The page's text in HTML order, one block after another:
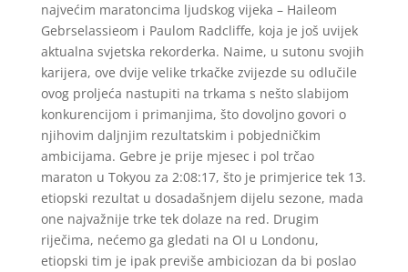
najvećim maratoncima ljudskog vijeka – Haileom
Gebrselassieom i Paulom Radcliffe, koja je još uvijek
aktualna svjetska rekorderka. Naime, u sutonu svojih
karijera, ove dvije velike trkačke zvijezde su odlučile
ovog proljeća nastupiti na trkama s nešto slabijom
konkurencijom i primanjima, što dovoljno govori o
njihovim daljnjim rezultatskim i pobjedničkim
ambicijama. Gebre je prije mjesec i pol trčao
maraton u Tokyou za 2:08:17, što je primjerice tek 13.
etiopski rezultat u dosadašnjem dijelu sezone, mada
one najvažnije trke tek dolaze na red. Drugim
riječima, nećemo ga gledati na OI u Londonu,
etiopski tim je ipak previše ambiciozan da bi poslao